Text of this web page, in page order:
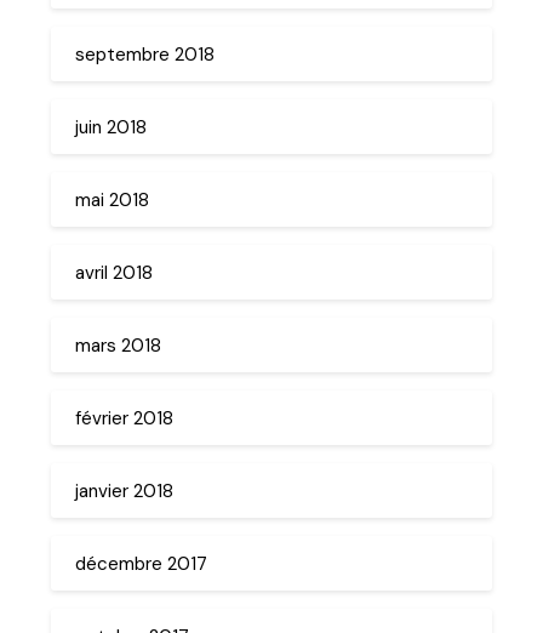
septembre 2018
juin 2018
mai 2018
avril 2018
mars 2018
février 2018
janvier 2018
décembre 2017